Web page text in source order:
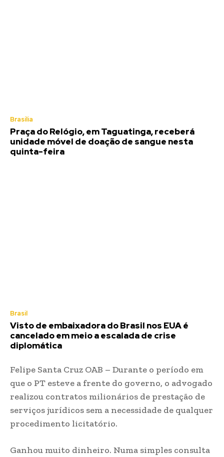
Brasília
Praça do Relógio, em Taguatinga, receberá
unidade móvel de doação de sangue nesta
quinta-feira
Brasil
Visto de embaixadora do Brasil nos EUA é
cancelado em meio a escalada de crise
diplomática
Felipe Santa Cruz OAB – Durante o período em
que o PT esteve a frente do governo, o advogado
realizou contratos milionários de prestação de
serviços jurídicos sem a necessidade de qualquer
procedimento licitatório.
Ganhou muito dinheiro. Numa simples consulta